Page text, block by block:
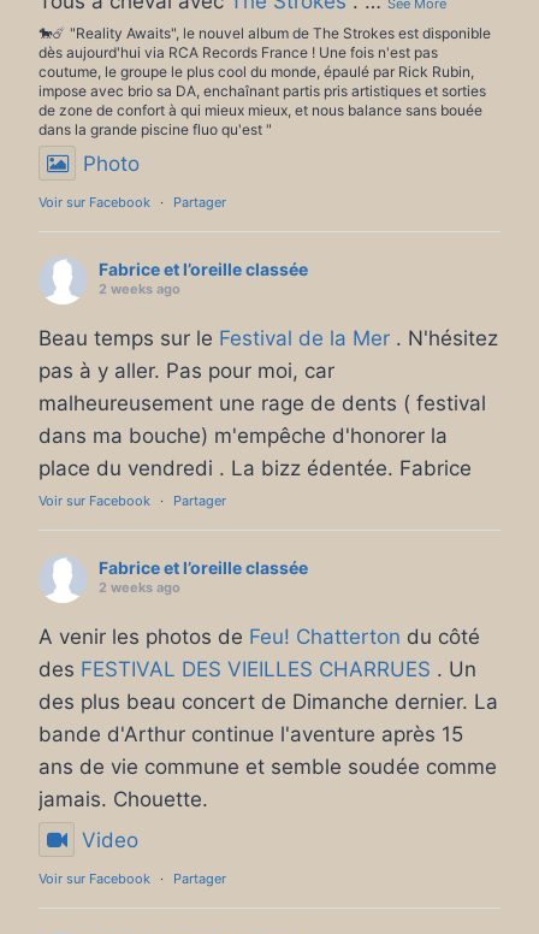
🐎☄️ "Reality Awaits", le nouvel album de The Strokes est disponible
dès aujourd'hui via RCA Records France ! Une fois n'est pas
coutume, le groupe le plus cool du monde, épaulé par Rick Rubin,
impose avec brio sa DA, enchaînant partis pris artistiques et sorties
de zone de confort à qui mieux mieux, et nous balance sans bouée
dans la grande piscine fluo qu'est "
See More
Photo
Voir sur Facebook · Partager
Fabrice et l’oreille classée
2 weeks ago
Beau temps sur le Festival de la Mer . N'hésitez
pas à y aller. Pas pour moi, car
malheureusement une rage de dents ( festival
dans ma bouche) m'empêche d'honorer la
place du vendredi . La bizz édentée. Fabrice
Voir sur Facebook · Partager
Fabrice et l’oreille classée
2 weeks ago
A venir les photos de Feu! Chatterton du côté
des FESTIVAL DES VIEILLES CHARRUES . Un
des plus beau concert de Dimanche dernier. La
bande d'Arthur continue l'aventure après 15
ans de vie commune et semble soudée comme
jamais. Chouette.
Video
Voir sur Facebook · Partager